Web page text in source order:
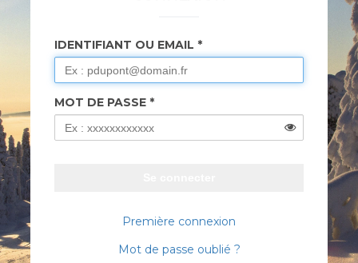
IDENTIFIANT OU EMAIL
MOT DE PASSE
Première connexion
Mot de passe oublié ?